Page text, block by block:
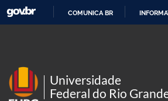
COMUNICA BR
Universidade
Federal do Rio